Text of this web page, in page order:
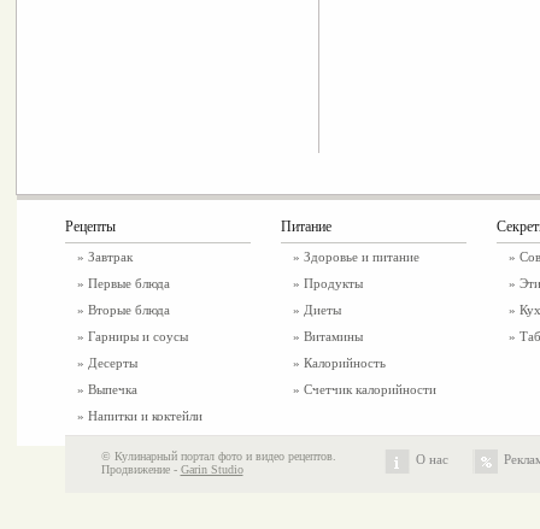
Рецепты
» Завтрак
» Первые блюда
» Вторые блюда
» Гарниры и соусы
» Десерты
» Выпечка
» Напитки и коктейли
Питание
» Здоровье и питание
» Продукты
» Диеты
» Витамины
» Калорийность
» Счетчик калорийности
»
»
»
»
© Кулинарный портал фото и видео рецептов.
Продвижение - Garin Studio
О нас